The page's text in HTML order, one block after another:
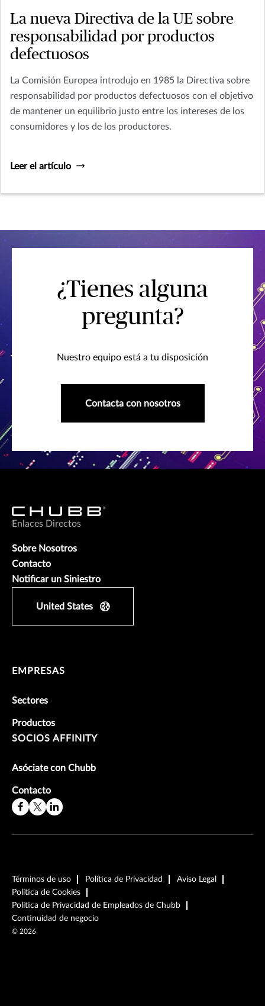
La nueva Directiva de la UE sobre
responsabilidad por productos
defectuosos
La Comisión Europea introdujo en 1985 la Directiva sobre
responsabilidad por productos defectuosos con el objetivo
de mantener un equilibrio justo entre los intereses de los
consumidores y los de los productores.
Leer el artículo
¿Tienes alguna
pregunta?
Nuestro equipo está a tu disposición
Contacta con nosotros
Enlaces Directos
Sobre Nosotros
Contacto
Notificar un Siniestro
United States
EMPRESAS
Sectores
Productos
SOCIOS AFFINITY
Asóciate con Chubb
Contacto
Términos de uso Política de Privacidad
Aviso Legal
Política de Cookies
Política de Privacidad de Empleados de Chubb
Continuidad de negocio
© 2026